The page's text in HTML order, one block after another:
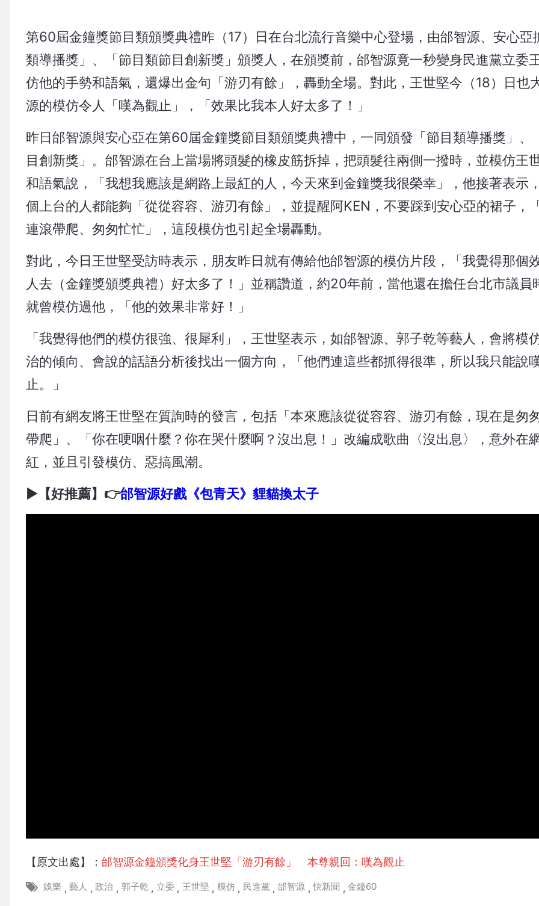
第60屆金鐘獎節目類頒獎典禮昨（17）日在台北流行音樂中心登場，由邰智源、安心亞
類導播獎」、「節目類節目創新獎」頒獎人，在頒獎前，邰智源竟一秒變身民進黨立委
仿他的手勢和語氣，還爆出金句「游刃有餘」，轟動全場。對此，王世堅今（18）日也
源的模仿令人「嘆為觀止」，「效果比我本人好太多了！」
昨日邰智源與安心亞在第60屆金鐘獎節目類頒獎典禮中，一同頒發「節目類導播獎」、
目創新獎」。邰智源在台上當場將頭髮的橡皮筋拆掉，把頭髮往兩側一撥時，並模仿王
和語氣說，「我想我應該是網路上最紅的人，今天來到金鐘獎我很榮幸」，他接著表示
個上台的人都能夠「從從容容、游刃有餘」，並提醒阿KEN，不要踩到安心亞的裙子，
連滾帶爬、匆匆忙忙」，這段模仿也引起全場轟動。
對此，今日王世堅受訪時表示，朋友昨日就有傳給他邰智源的模仿片段，「我覺得那個
人去（金鐘獎頒獎典禮）好太多了！」並稱讚道，約20年前，當他還在擔任台北市議員
就曾模仿過他，「他的效果非常好！」
「我覺得他們的模仿很強、很犀利」，王世堅表示，如邰智源、郭子乾等藝人，會將模
治的傾向、會說的話語分析後找出一個方向，「他們連這些都抓得很準，所以我只能說
止。」
日前有網友將王世堅在質詢時的發言，包括「本來應該從從容容、游刃有餘，現在是匆
帶爬」、「你在哽咽什麼？你在哭什麼啊？沒出息！」改編成歌曲〈沒出息〉，意外在
紅，並且引發模仿、惡搞風潮。
▶️ 【好推薦】👉邰智源好戲《包青天》貍貓換太子
【原文出處】：邰智源金鐘頒獎化身王世堅「游刃有餘」 本尊親回：嘆為觀止
娛樂 , 藝人 , 政治 , 郭子乾 , 立委 , 王世堅 , 模仿 , 民進黨 , 邰智源 , 快新聞 , 金鐘60